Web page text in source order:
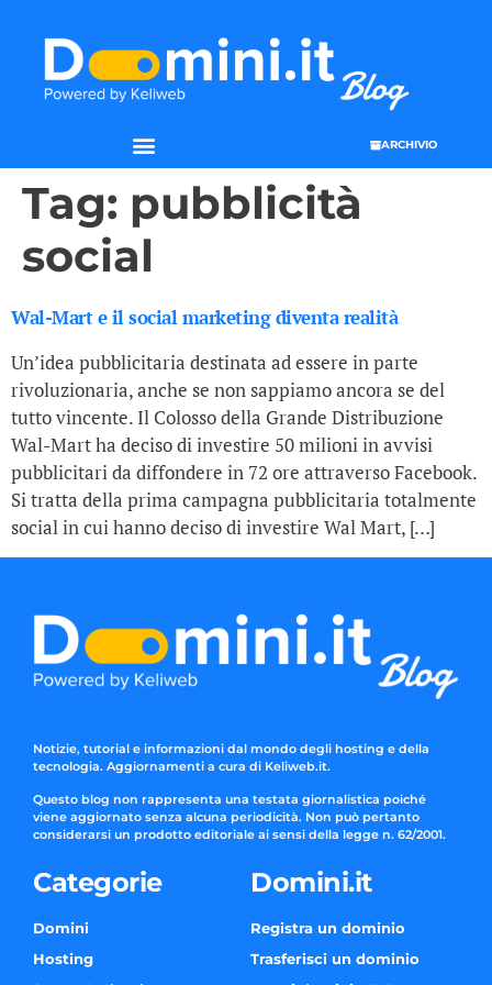
ARCHIVIO
Tag: pubblicità
social
Wal-Mart e il social marketing diventa realità
Un’idea pubblicitaria destinata ad essere in parte
rivoluzionaria, anche se non sappiamo ancora se del
tutto vincente. Il Colosso della Grande Distribuzione
Wal-Mart ha deciso di investire 50 milioni in avvisi
pubblicitari da diffondere in 72 ore attraverso Facebook.
Si tratta della prima campagna pubblicitaria totalmente
social in cui hanno deciso di investire Wal Mart, […]
Notizie, tutorial e informazioni dal mondo degli hosting e della
tecnologia. Aggiornamenti a cura di Keliweb.it.
Questo blog non rappresenta una testata giornalistica poiché
viene aggiornato senza alcuna periodicità. Non può pertanto
considerarsi un prodotto editoriale ai sensi della legge n. 62/2001.
Categorie
Domini
Hosting
Domini.it
Registra un dominio
Trasferisci un dominio